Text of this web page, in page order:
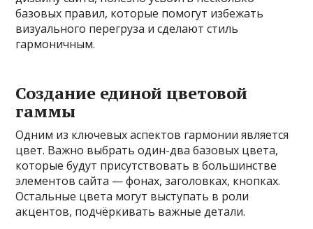
базовых правил, которые помогут избежать
визуального перегруза и сделают стиль
гармоничным.
Создание единой цветовой
гаммы
Одним из ключевых аспектов гармонии является
цвет. Важно выбрать один-два базовых цвета,
которые будут присутствовать в большинстве
элементов сайта — фонах, заголовках, кнопках.
Остальные цвета могут выступать в роли
акцентов, подчёркивать важные детали.